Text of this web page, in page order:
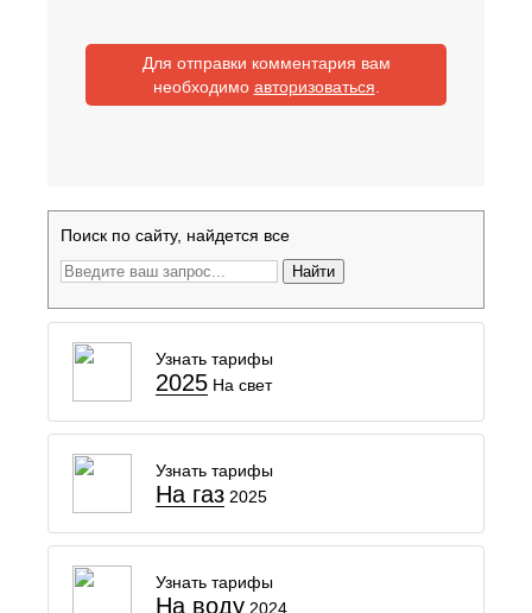
Для отправки комментария вам
необходимо авторизоваться
Поиск по сайту, найдется все
Найти
Узнать тарифы
2025 На свет
Узнать тарифы
На газ 2025
Узнать тарифы
На воду 2024